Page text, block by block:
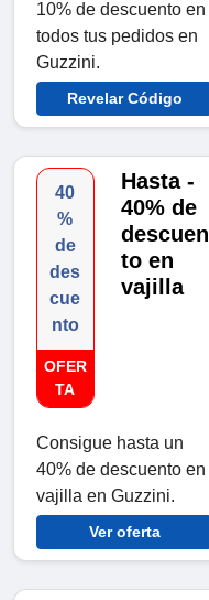
10% de descuento en
todos tus pedidos en
Guzzini.
Revelar Código
40
%
de
des
cue
nto
OFER
TA
Hasta -
40% de
descuen
to en
vajilla
Consigue hasta un
40% de descuento en
vajilla en Guzzini.
Ver oferta